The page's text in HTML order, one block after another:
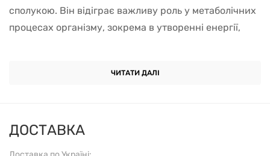
ДОСТАВКА
сполукою. Він відіграє важливу роль у метаболічних
процесах організму, зокрема в утворенні енергії,
загальну енергію і метаболізм, поліпшити функцію
серця і кровоносної системи, а також для тих, хто
ЧИТАТИ ДАЛІ